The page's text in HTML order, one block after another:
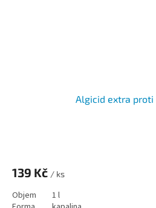
Algicid extra proti
139 Kč / ks
Objem
1 l